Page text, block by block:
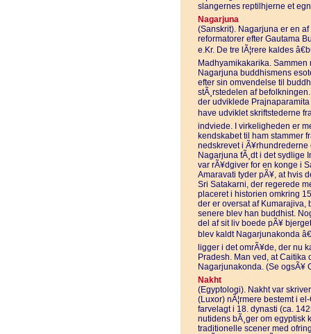
slangernes reptilhjerne et
Nagarjuna
(Sanskrit). Nagarjuna er en
reformatorer efter Gautama
e.Kr. De tre lÃ¦rere kaldes
Madhyamikakarika.
Nagarjuna buddhismens
efter sin omvendelse til
stÃ¸rstedelen af
der udviklede
have udviklet skriftstederne
indviede. I virkeligheden er
kendskabet til ham stammer
nedskrevet i Ã¥rhundrederne
Nagarjuna fÃ¸dt i det sydlige
var rÃ¥dgiver for en konge i
Amaravati tyder pÃ¥, at hvis
Sri Satakarni, der regerede
placeret i historien omkring
der er oversat af Kumarajiva,
senere blev han buddhist.
del af sit liv boede pÃ¥
blev kaldt Nagarjunakonda
ligger i det omrÃ¥de, der nu
Pradesh. Man ved, at
Nagarjunakonda. (Se ogsÃ¥
Nakht
(Egyptologi). Nakht var
(Luxor) nÃ¦rmere bestemt i
farvelagt i 18. dynasti (ca.
nutidens bÃ¸ger om egyptisk
traditionelle scener med